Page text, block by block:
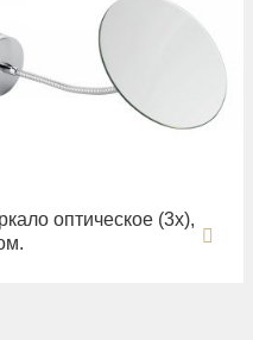
оптическое (3х),